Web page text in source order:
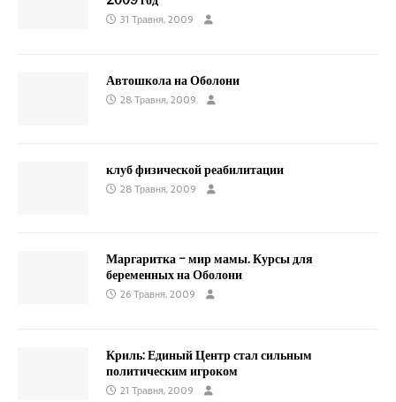
31 Травня, 2009
Автошкола на Оболони
28 Травня, 2009
клуб физической реабилитации
28 Травня, 2009
Маргаритка – мир мамы. Курсы для
беременных на Оболони
26 Травня, 2009
Криль: Единый Центр стал сильным
политическим игроком
21 Травня, 2009